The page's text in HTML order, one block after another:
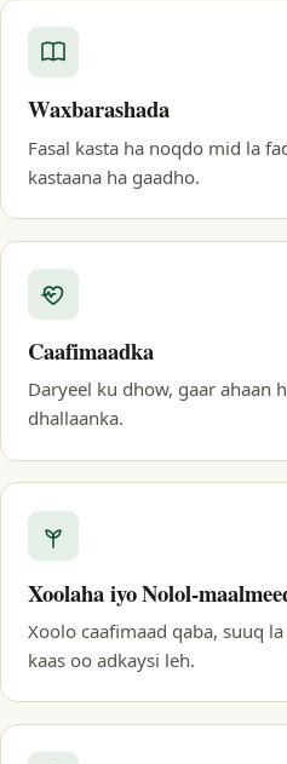
Waxbarashada
Fasal kasta ha noqdo mid la
kastaana ha gaadho.
Caafimaadka
Daryeel ku dhow, gaar ahaan
dhallaanka.
Xoolaha iyo Nolol-
Xoolo caafimaad qaba, suuq
kaas oo adkaysi leh.